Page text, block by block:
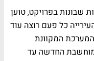
שבונות בפרויקט, טוען
כל פעם רוצה עוד
המקוונת
החדשה עד